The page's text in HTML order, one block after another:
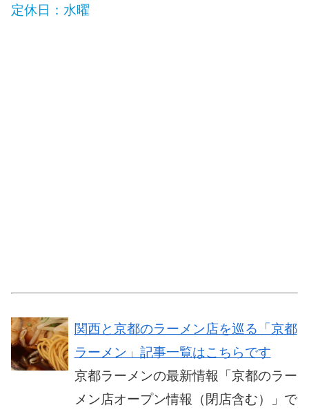
定休日：水曜
関西と京都のラーメン店を巡る「京都
ラーメン」記事一覧はこちらです
京都ラーメンの最新情報「京都のラー
メン店オープン情報（閉店含む）」で